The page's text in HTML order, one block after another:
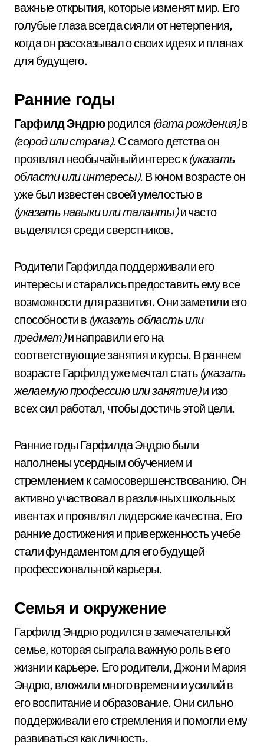
важные открытия, которые изменят мир. Его
голубые глаза всегда сияли от нетерпения,
когда он рассказывал о своих идеях и планах
для будущего.
Ранние годы
Гарфилд Эндрюродился (дата рождения)в
(город или страна). С самого детства он
проявлял необычайный интерес к(указать
области или интересы). В юном возрасте он
уже был известен своей умелостью в
(указать навыки или таланты)и часто
выделялся среди сверстников.
Родители Гарфилда поддерживали его
интересы и старались предоставить ему все
возможности для развития. Они заметили его
способности в (указать область или
предмет)и направили его на
соответствующие занятия и курсы. В раннем
возрасте Гарфилд уже мечтал стать (указать
желаемую профессию или занятие)и изо
всех сил работал, чтобы достичь этой цели.
Ранние годы Гарфилда Эндрю были
наполнены усердным обучением и
стремлением к самосовершенствованию. Он
активно участвовал в различных школьных
ивентах и проявлял лидерские качества. Его
ранние достижения и приверженность учебе
стали фундаментом для его будущей
профессиональной карьеры.
Семья и окружение
Гарфилд Эндрю родился в замечательной
семье, которая сыграла важную роль в его
жизни и карьере. Его родители, Джон и Мария
Эндрю, вложили много времени и усилий в
его воспитание и образование. Они сильно
поддерживали его стремления и помогли ему
развиваться как личность.